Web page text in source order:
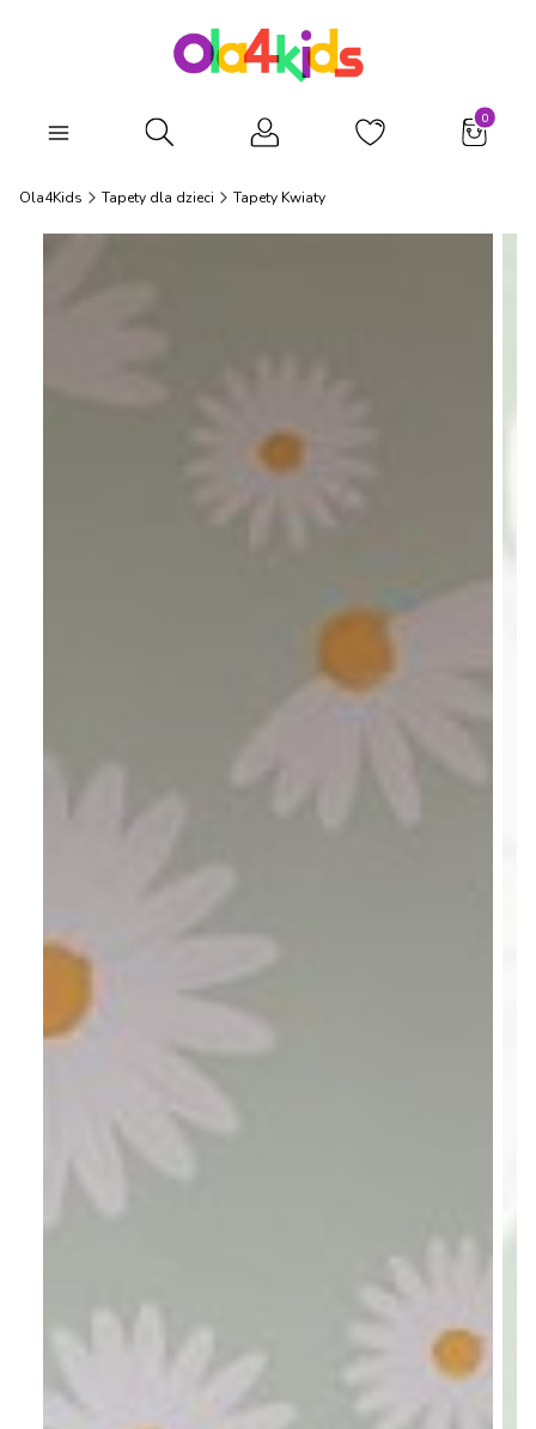
Otwórz wyszukiwarkę
Ola4Kids Tapety dla dzieci Tapety Kwiaty